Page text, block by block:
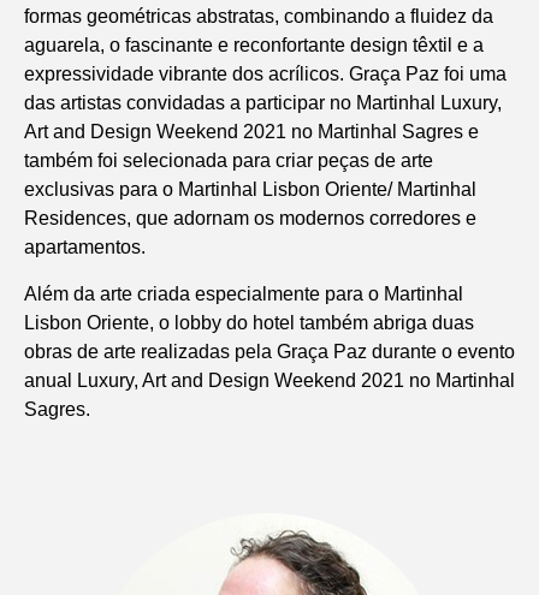
formas geométricas abstratas, combinando a fluidez da
aguarela, o fascinante e reconfortante design têxtil e a
expressividade vibrante dos acrílicos. Graça Paz foi uma
das artistas convidadas a participar no Martinhal Luxury,
Art and Design Weekend 2021 no Martinhal Sagres e
também foi selecionada para criar peças de arte
exclusivas para o Martinhal Lisbon Oriente/ Martinhal
Residences, que adornam os modernos corredores e
apartamentos.
Além da arte criada especialmente para o Martinhal
Lisbon Oriente, o lobby do hotel também abriga duas
obras de arte realizadas pela Graça Paz durante o evento
anual Luxury, Art and Design Weekend 2021 no Martinhal
Sagres.